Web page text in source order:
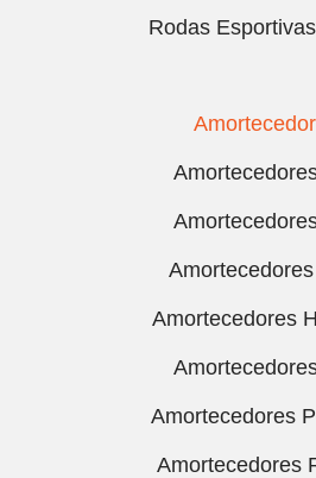
Rodas
Amortecedores
Amortecedores
Amortecedores